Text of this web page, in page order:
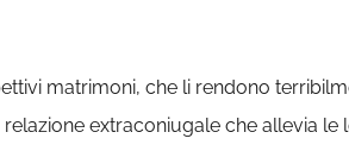
matrimoni, che li rendono
extraconiugale che allevia